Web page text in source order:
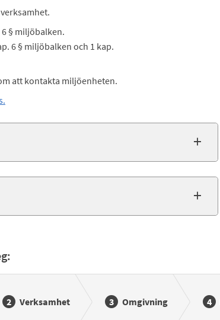
§ miljöbalken.
6 § miljöbalken och 1 kap.
att kontakta miljöenheten.
Verksamhet Omgivning